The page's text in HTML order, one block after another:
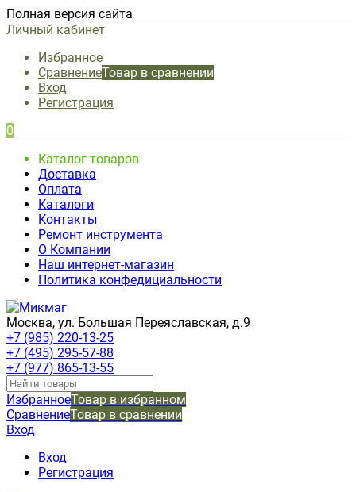
Полная версия сайта
Личный кабинет
Избранное
СравнениеТовар в сравнении
Вход
Регистрация
0
Каталог товаров
Доставка
Оплата
Каталоги
Контакты
Ремонт инструмента
О Компании
Наш интернет-магазин
Политика конфедициальности
Москва, ул. Большая Переяславская, д.9
+7 (985) 220-13-25
+7 (495) 295-57-88
+7 (977) 865-13-55
ИзбранноеТовар в избранном
СравнениеТовар в сравнении
Вход
Вход
Регистрация